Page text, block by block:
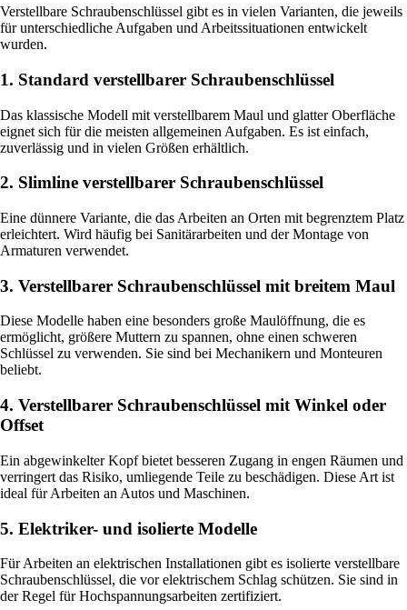
Verstellbare Schraubenschlüssel gibt es in vielen Varianten, die jeweils
für unterschiedliche Aufgaben und Arbeitssituationen entwickelt
wurden.
1. Standard verstellbarer Schraubenschlüssel
Das klassische Modell mit verstellbarem Maul und glatter Oberfläche
eignet sich für die meisten allgemeinen Aufgaben. Es ist einfach,
zuverlässig und in vielen Größen erhältlich.
2. Slimline verstellbarer Schraubenschlüssel
Eine dünnere Variante, die das Arbeiten an Orten mit begrenztem Platz
erleichtert. Wird häufig bei Sanitärarbeiten und der Montage von
Armaturen verwendet.
3. Verstellbarer Schraubenschlüssel mit breitem Maul
Diese Modelle haben eine besonders große Maulöffnung, die es
ermöglicht, größere Muttern zu spannen, ohne einen schweren
Schlüssel zu verwenden. Sie sind bei Mechanikern und Monteuren
beliebt.
4. Verstellbarer Schraubenschlüssel mit Winkel oder
Offset
Ein abgewinkelter Kopf bietet besseren Zugang in engen Räumen und
verringert das Risiko, umliegende Teile zu beschädigen. Diese Art ist
ideal für Arbeiten an Autos und Maschinen.
5. Elektriker- und isolierte Modelle
Für Arbeiten an elektrischen Installationen gibt es isolierte verstellbare
Schraubenschlüssel, die vor elektrischem Schlag schützen. Sie sind in
der Regel für Hochspannungsarbeiten zertifiziert.